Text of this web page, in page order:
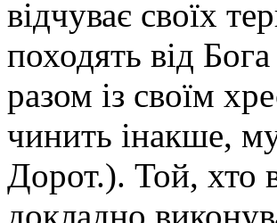
відчуває своїх
походять від
разом із своїм
чинить інакше,
Дорот.). Той, хто
докладно